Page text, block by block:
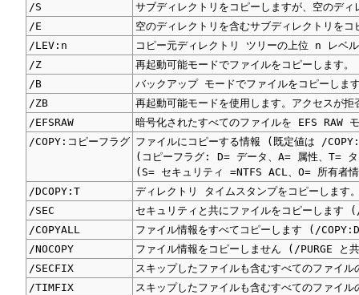
/S
サブディレクトリをコピーしますが、空のディ
/E
空のディレクトリを含むサブディレクトリをコ
/LEV:n
コピー元ディレクトリ ツリーの上位 n レベ
/Z
再起動可能モードでファイルをコピーします。
/B
バックアップ モードでファイルをコピーしま
/ZB
再起動可能モードを使用します。アクセスが
/EFSRAW
暗号化されたすべてのファイルを EFS RAW
/COPY:コピーフラグ ファイルにコピーする情報 (既定値は /
(コピーフラグ: D= データ、A= 属性、T= タ
(S= セキュリティ =NTFS ACL、O= 所有者
/DCOPY:T
ディレクトリ タイムスタンプをコピーします
/SEC
セキュリティと共にファイルをコピーします
/COPYALL
ファイル情報をすべてコピーします (/
/NOCOPY
ファイル情報をコピーしません (/PURGE と
/SECFIX
スキップしたファイルも含むすべてのファイ
/TIMFIX
スキップしたファイルも含むすべてのファイ